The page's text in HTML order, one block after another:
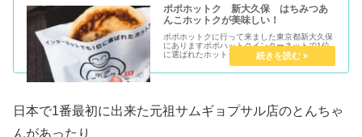
ポポホットク 新大久保 はちみつあ
んこホットクが美味しい！
ポポホットクに行って来ました東京都新大久保
にありますポポハットクインターネットで1位
に選ばれたホットク！めっちゃアピールして
る！黄色い看板と謎のキャラクターが目...
日本で1番最初に出来た元祖サムギョプサル店のとんちゃ
んがあったり